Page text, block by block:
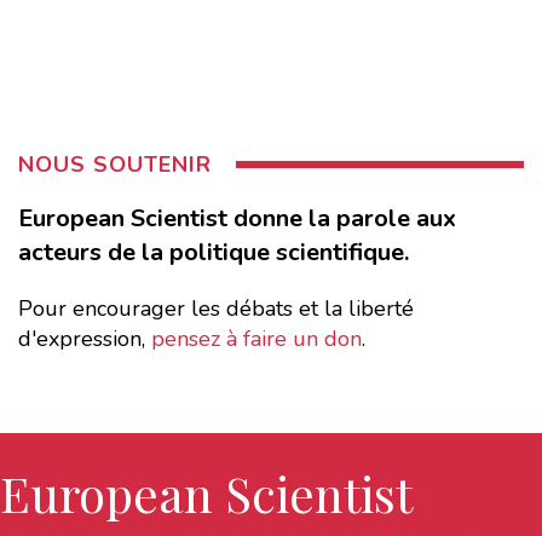
NOUS SOUTENIR
European Scientist donne la parole aux
acteurs de la politique scientifique.
Pour encourager les débats et la liberté
d'expression, pensez à faire un don.
European Scientist